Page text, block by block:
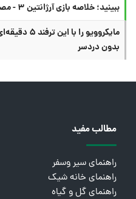
ببینید؛ خلاصه بازی آرژانتین ۳ - مصر ۲ در جام جهانی
مایکروویو
بدون دردسر
مطالب مفید
راهنمای سیر وسفر
راهنمای خانه شیک
راهنمای گل و گیاه